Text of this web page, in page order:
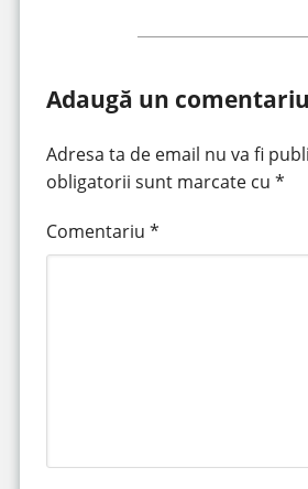
Adaugă un comentariu
Adresa ta de email nu va fi
obligatorii sunt marcate cu *
Comentariu *